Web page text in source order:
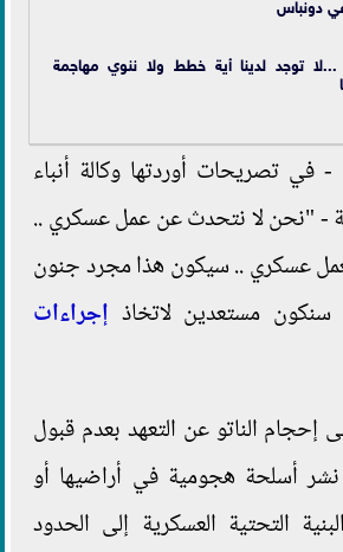
في دونباس
...لا توجد لدينا أية خطط ولا ننوي مهاجمة
تصريحات أوردتها وكالة أنباء
- "نحن لا نتحدث عن عمل عسكري ..
عسكري .. سيكون هذا مجرد جنون
سنكون مستعدين لاتخاذ إجراءات
إحجام الناتو عن التعهد بعدم قبول
نشر أسلحة هجومية في أراضيها أو
التحتية العسكرية إلى الحدود